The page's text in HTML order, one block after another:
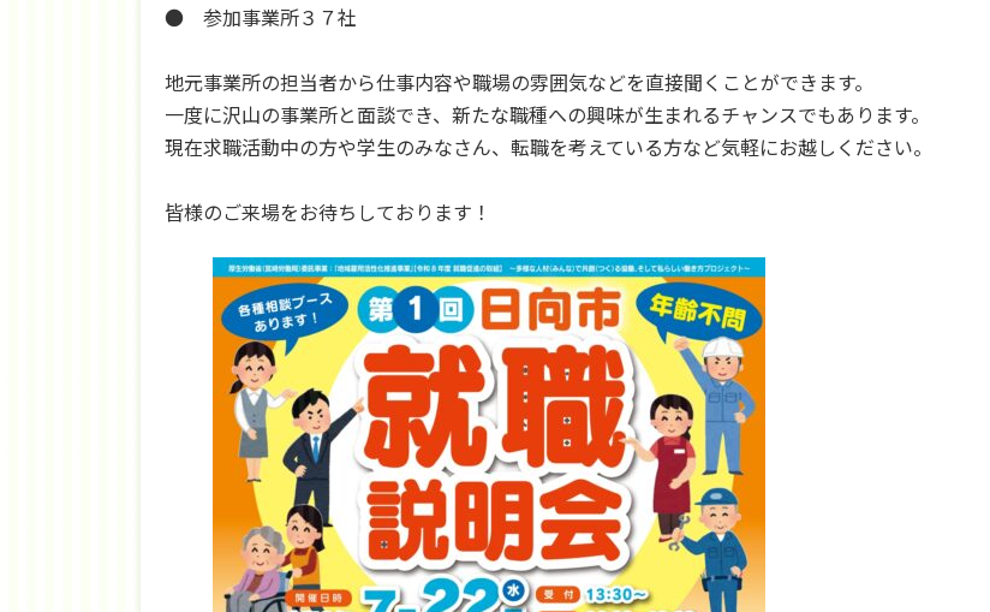
● 参加事業所３７社
地元事業所の担当者から仕事内容や職場の雰囲気などを直接聞くことができます。
一度に沢山の事業所と面談でき、新たな職種への興味が生まれるチャンスでもあります。
現在求職活動中の方や学生のみなさん、転職を考えている方など気軽にお越しください。
皆様のご来場をお待ちしております！